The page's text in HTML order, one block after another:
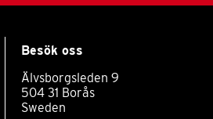
Besök oss
Älvsborgsleden 9
504 31 Borås
Sweden